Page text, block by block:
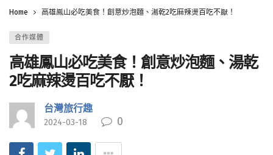
Home 高雄鳳山必吃美食！創意炒泡麵、湯乾2吃麻辣燙百吃不厭！
合作媒體
高雄鳳山必吃美食！創意炒泡麵、湯乾
2吃麻辣燙百吃不厭！
台灣旅行趣
2024-03-18 0